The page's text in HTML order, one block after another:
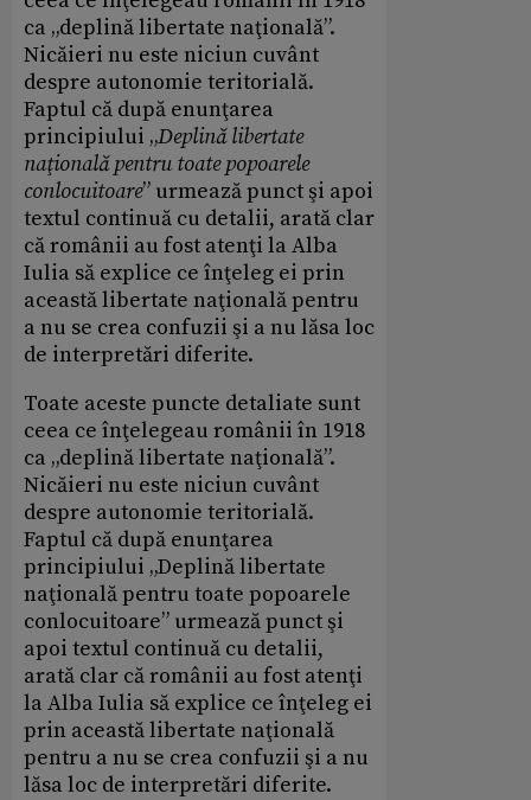
ca „deplină libertate naţională”.
Nicăieri nu este niciun cuvânt
despre autonomie teritorială.
Faptul că după enunţarea
principiului „Deplină libertate
naţională pentru toate popoarele
conlocuitoare” urmează punct şi apoi
textul continuă cu detalii, arată clar
că românii au fost atenţi la Alba
Iulia să explice ce înţeleg ei prin
această libertate naţională pentru
a nu se crea confuzii şi a nu lăsa loc
de interpretări diferite.
Toate aceste puncte detaliate sunt
ceea ce înţelegeau românii în 1918
ca „deplină libertate naţională”.
Nicăieri nu este niciun cuvânt
despre autonomie teritorială.
Faptul că după enunţarea
principiului „Deplină libertate
naţională pentru toate popoarele
conlocuitoare” urmează punct şi
apoi textul continuă cu detalii,
arată clar că românii au fost atenţi
la Alba Iulia să explice ce înţeleg ei
prin această libertate naţională
pentru a nu se crea confuzii şi a nu
lăsa loc de interpretări diferite.